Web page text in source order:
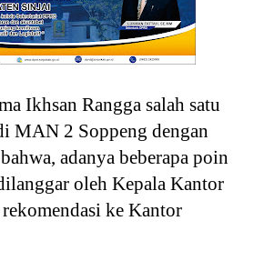
Ikhsan Rangga salah satu
MAN 2 Soppeng dengan
adanya beberapa poin
oleh Kepala Kantor
ke Kantor